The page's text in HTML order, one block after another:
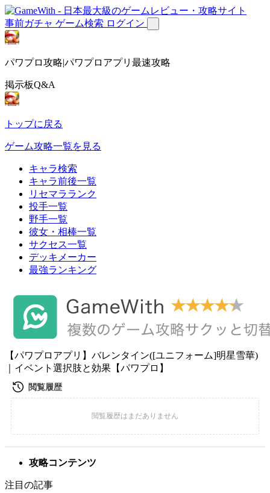
事前ガチャ ゲーム検索 ログイン
パワプロ攻略|パワプロアプリ最速攻略
掲示板Q&A
トップに戻る
ゲーム攻略一覧を見る
キャラ検索
キャラ前後一覧
リセマラランク
投手一覧
野手一覧
彼女・相棒一覧
サクセス一覧
デッキメーカー
最強ランキング
【パワプロアプリ】バレンタイン([ユニフォーム]明星雪華)
｜イベント選択肢と効果【パワプロ】
攻略コンテンツ
注目の記事